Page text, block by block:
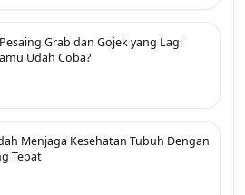
Grab dan Gojek yang Lagi
Udah Coba?
Menjaga Kesehatan Tubuh Dengan
Tepat